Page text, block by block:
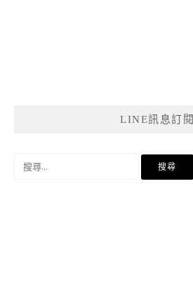
LINE訊息訂閱